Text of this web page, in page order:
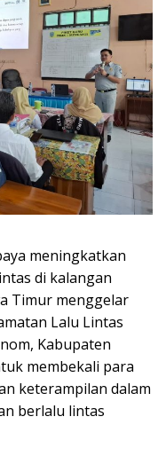
meningkatkan
di kalangan
Timur menggelar
Lalu Lintas
Kabupaten
membekali para
keterampilan dalam
berlalu lintas